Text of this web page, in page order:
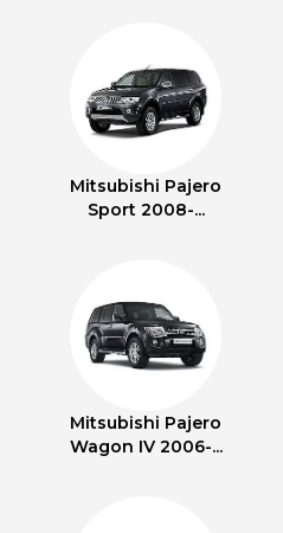
Mitsubishi Pajero
Sport 2008-...
Mitsubishi Pajero
Wagon IV 2006-...